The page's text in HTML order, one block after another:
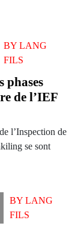
BY LANG
FILS
phases
de l’IEF
l’Inspection de
se sont
BYLANG
FILS